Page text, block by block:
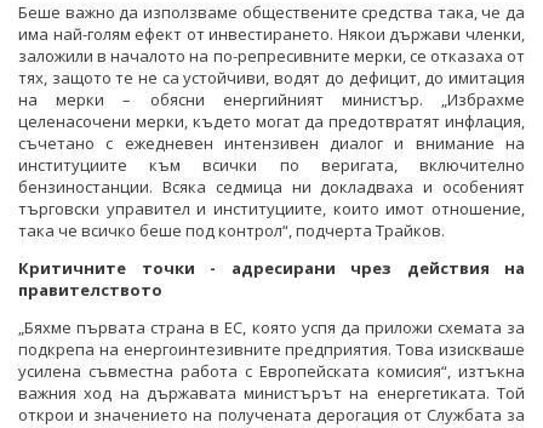
Беше важно да използваме обществените средства така, че да
има най-голям ефект от инвестирането. Някои държави членки,
заложили в началото на по-репресивните мерки, се отказаха от
тях, защото те не са устойчиви, водят до дефицит, до имитация
на мерки – обясни енергийният министър. „Избрахме
целенасочени мерки, където могат да предотвратят инфлация,
съчетано с ежедневен интензивен диалог и внимание на
институциите към всички по веригата, включително
бензиностанции. Всяка седмица ни докладваха и особеният
търговски управител и институциите, които имот отношение,
така че всичко беше под контрол“, подчерта Трайков.
Критичните точки - адресирани чрез действия на
правителството
„Бяхме първата страна в ЕС, която успя да приложи схемата за
подкрепа на енергоинтезивните предприятия. Това изискваше
усилена съвместна работа с Европейската комисия“, изтъкна
важния ход на държавата министърът на енергетиката. Той
открои и значението на получената дерогация от Службата за